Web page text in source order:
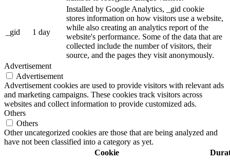
_gid 1 day
Installed by Google Analytics, _gid cookie
stores information on how visitors use a website,
while also creating an analytics report of the
website's performance. Some of the data that are
collected include the number of visitors, their
source, and the pages they visit anonymously.
Advertisement
Advertisement
Advertisement cookies are used to provide visitors with relevant ads
and marketing campaigns. These cookies track visitors across
websites and collect information to provide customized ads.
Others
Others
Other uncategorized cookies are those that are being analyzed and
have not been classified into a category as yet.
Cookie